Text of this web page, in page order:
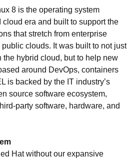
8 is the operating system
era and built to support the
that stretch from enterprise
clouds. It was built to not just
the hybrid cloud, but to help new
around DevOps, containers
is backed by the IT industry’s
source software ecosystem,
party software, hardware, and
Hat without our expansive